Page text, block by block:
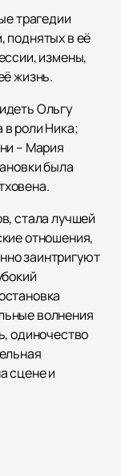
трагедии
поднятых в её
измены,
жизнь.
Ольгу
роли Ника;
– Мария
была
стала лучшей
отношения,
заинтригуют
волнения
одиночество
сцене и